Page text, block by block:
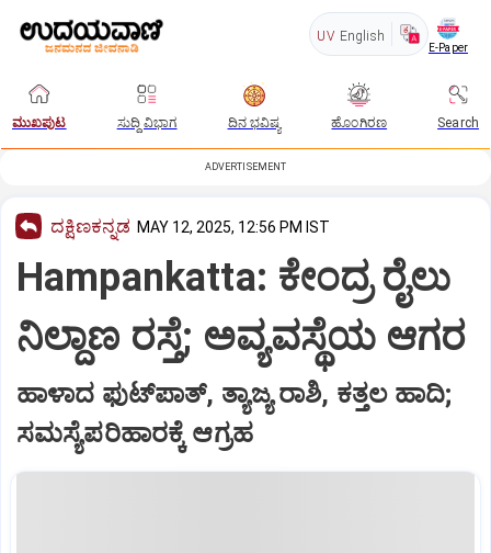
UV English
E-Paper
ಮುಖಪುಟ ಸುದ್ದಿ ವಿಭಾಗ ದಿನ ಭವಿಷ್ಯ ಹೊಂಗಿರಣ Search
ADVERTISEMENT
ದಕ್ಷಿಣಕನ್ನಡ MAY 12, 2025, 12:56 PM IST
Hampankatta: ಕೇಂದ್ರ ರೈಲು
ನಿಲ್ದಾಣ ರಸ್ತೆ; ಅವ್ಯವಸ್ಥೆಯ ಆಗರ
ಹಾಳಾದ ಫುಟ್‌ಪಾತ್‌, ತ್ಯಾಜ್ಯ ರಾಶಿ, ಕತ್ತಲ ಹಾದಿ;
ಸಮಸ್ಯೆಪರಿಹಾರಕ್ಕೆ ಆಗ್ರಹ